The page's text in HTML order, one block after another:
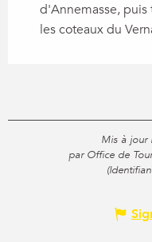
d'Annemasse, puis
les coteaux du
Mis à jour
par Office de